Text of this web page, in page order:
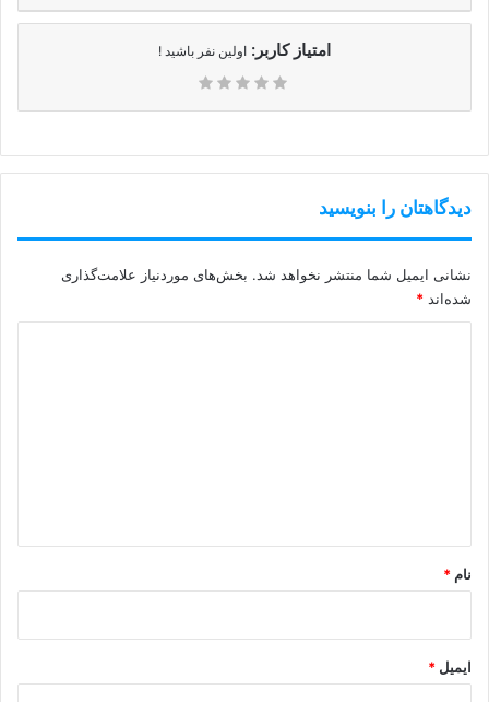
امتیاز کاربر: اولین نفر باشید !
دیدگاهتان را بنویسید
نشانی ایمیل شما منتشر نخواهد شد. بخش‌های موردنیاز علامت‌گذاری
شده‌اند *
نام *
ایمیل *